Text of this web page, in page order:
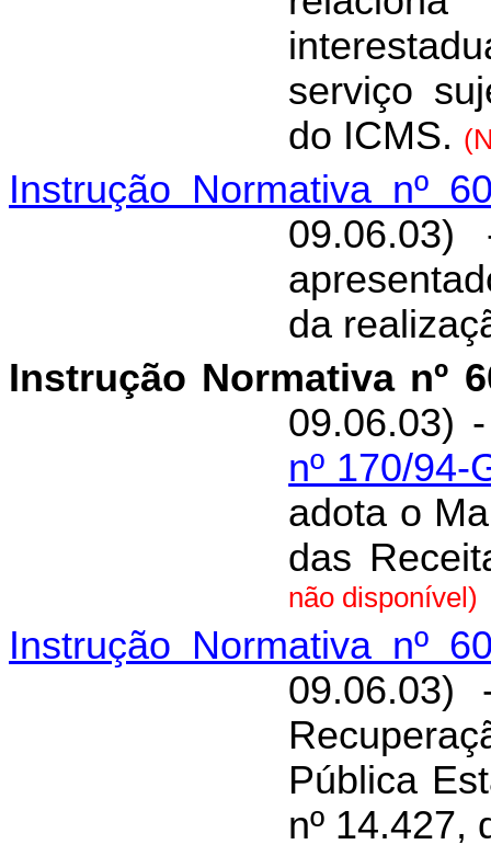
serviço
do ICMS.
Instrução Normativa nº
da
Instrução Normativa nº
09.06.03)
nº 170/94-
adota o
das
não disponível)
Instrução Normativa nº
09.06.03)
Pública
nº 14.427,